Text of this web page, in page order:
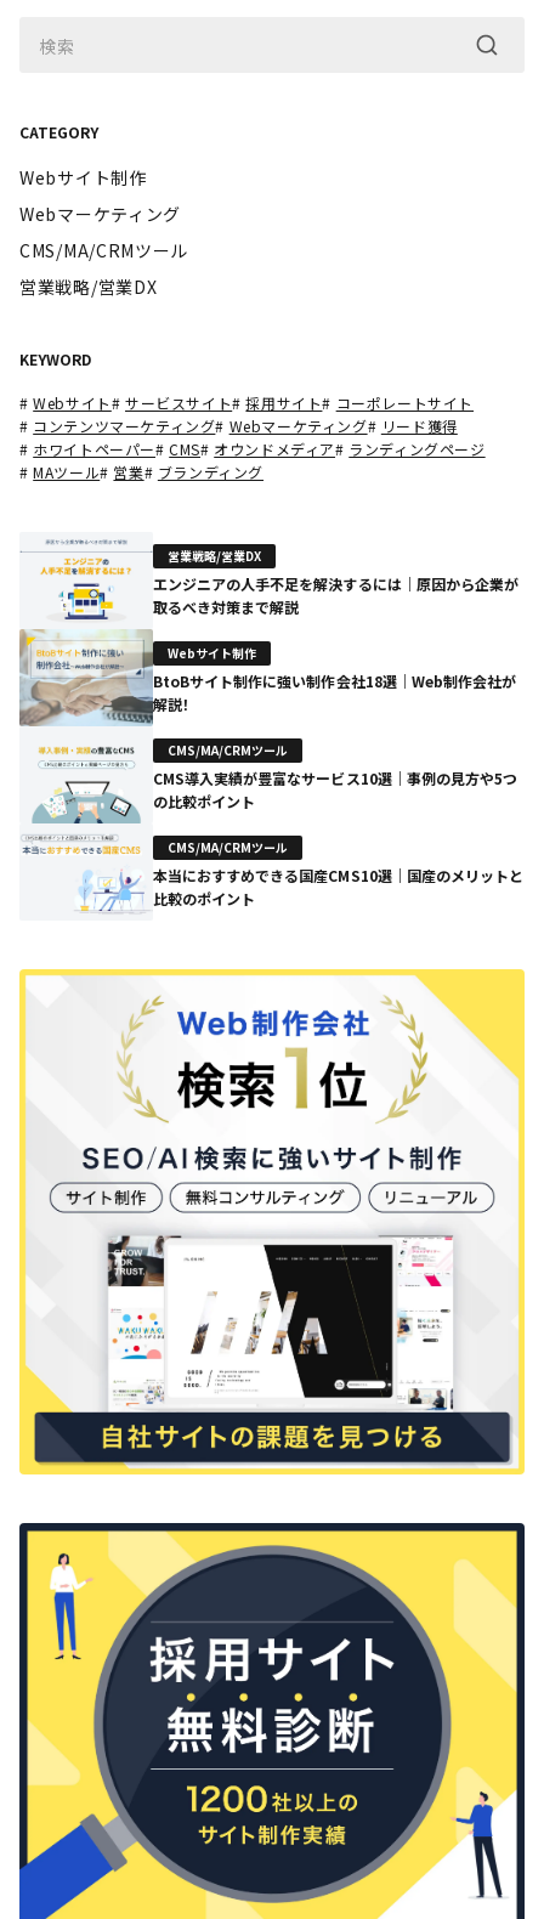
CATEGORY
Webサイト制作
Webマーケティング
CMS/MA/CRMツール
営業戦略/営業DX
KEYWORD
#Webサイト#サービスサイト#採用サイト# コーポレートサイト
# コンテンツマーケティング# Webマーケティング# リード獲得
# ホワイトペーパー#CMS# オウンドメディア# ランディングページ
#MAツール# 営業# ブランディング
営業戦略/営業DX
エンジニアの人手不足を解決するには｜原因から企業が
取るべき対策まで解説
Webサイト制作
BtoBサイト制作に強い制作会社18選｜Web制作会社が
解説！
CMS/MA/CRMツール
CMS導入実績が豊富なサービス10選｜事例の見方や5つ
の比較ポイント
CMS/MA/CRMツール
本当におすすめできる国産CMS10選｜国産のメリットと
比較のポイント